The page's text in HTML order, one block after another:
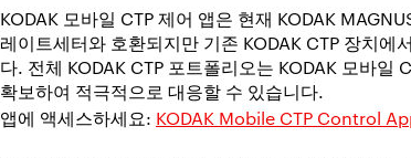
KODAK 모바일 CTP 제어 앱은 현재 KODAK
레이트세터와 호환되지만 기존 KODAK CTP 장치
다. 전체 KODAK CTP 포트폴리오는 KODAK 모바
확보하여 적극적으로 대응할 수 있습니다.
앱에 액세스하세요: KODAK Mobile CTP Control